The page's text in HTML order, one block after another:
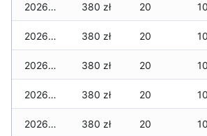
2026-07-04 380 zł 20
2026-07-03 380 zł 20
2026-07-02 380 zł 20
2026-07-01 380 zł 20
2026-06-30 380 zł 20